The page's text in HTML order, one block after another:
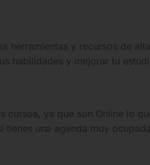
herramientas y recursos de
habilidades y mejorar tu
ya que son Online lo
una agenda muy